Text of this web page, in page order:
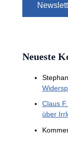
Neueste
Stephan
Claus
über